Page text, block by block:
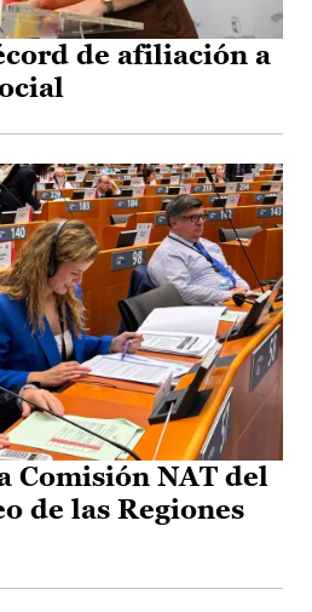
de afiliación a
Comisión NAT del
de las Regiones